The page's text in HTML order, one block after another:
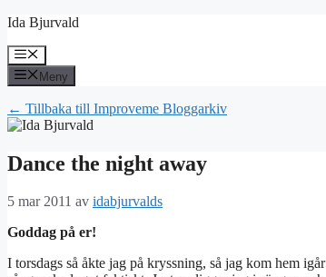
Hoppa
innehåll
Ida Bjurvald
Meny
Meny
← Tillbaka till Improveme Bloggarkiv
Dance the night away
5 mar 2011 av idabjurvalds
Goddag på er!
I torsdags så åkte jag på kryssning, så jag kom hem